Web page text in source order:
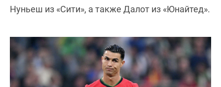
Нуньеш из «Сити», а также Далот из «Юнайтед».